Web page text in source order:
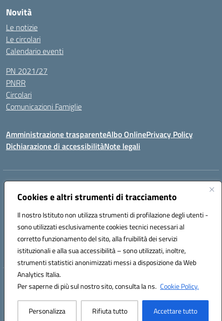
Cookies e altri strumenti di tracciamento
Il nostro Istituto non utilizza strumenti di profilazione degli utenti -
sono utilizzati esclusivamente cookies tecnici necessari al
corretto funzionamento del sito, alla fruibilità dei servizi
istituzionali e alla sua accessibilità – sono utilizzati, inoltre,
strumenti statistici anonimizzati messi a disposizione da Web
Analytics Italia.
Per saperne di più sul nostro sito, consulta la ns. Cookie Policy.
Personalizza Rifiuta tutto Accettare tutto
Novità
Le notizie
Le circolari
Calendario eventi
PN 2021/27
PNRR
Circolari
Comunicazioni Famiglie
Amministrazione trasparenteAlbo OnlinePrivacy Policy
Dichiarazione di accessibilitàNote legali
Indirizzo:
Centralino:(+39) 0737787634 Email:mcic80700n@istruzione.it
Codice fiscale: 92010940432
Codice meccanografico:
MCIC80700N
Codice unico di fatturazione (CUF): UF5MY2
Hosting & Powered by 3D Solution S.r.l.
Concept & Design by Designers Italia